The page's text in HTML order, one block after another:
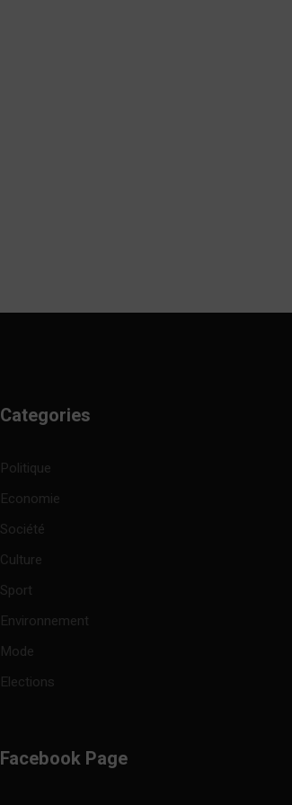
Categories
Politique
Economie
Société
Culture
Sport
Environnement
Mode
Elections
Facebook Page